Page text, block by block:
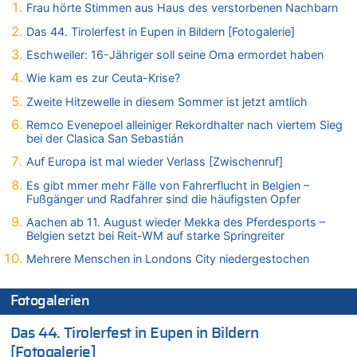
Felice Mazzu soll Cheftrainer der AS Eupen werden
06.08.2026 - 18:29 von Zahlen zählen Fakten zu
Zweite Hitzewelle in diesem Sommer ist jetzt amtlich
06.08.2026 - 17:24 von Dax zu
Zweite Hitzewelle in diesem Sommer ist jetzt amtlich
06.08.2026 - 17:23 von Hans L. zu
Zweite Hitzewelle in diesem Sommer ist jetzt amtlich
06.08.2026 - 17:21 von Dax zu
Zweite Hitzewelle in diesem Sommer ist jetzt amtlich
06.08.2026 - 17:01 von Wahlstimme? zu
FIFA-Spitze demonstriert Einigkeit trotz Kritik und neuer
Vorwürfe gegen Präsident Gianni Infantino
Zweite Hitzewelle in diesem Sommer ist jetzt amtlich
06.08.2026 - 16:39 von Noah Parmentier zu
Zweite Hitzewelle in diesem Sommer ist jetzt amtlich
06.08.2026 - 16:36 von Noah Parmentier zu
Frau hörte Stimmen aus Haus des verstorbenen Nachbarn
Das 44. Tirolerfest in Eupen in Bildern [Fotogalerie]
Eschweiler: 16-Jähriger soll seine Oma ermordet haben
Wie kam es zur Ceuta-Krise?
Zweite Hitzewelle in diesem Sommer ist jetzt amtlich
Remco Evenepoel alleiniger Rekordhalter nach viertem Sieg
bei der Clasica San Sebastián
Auf Europa ist mal wieder Verlass [Zwischenruf]
Es gibt mmer mehr Fälle von Fahrerflucht in Belgien –
Fußgänger und Radfahrer sind die häufigsten Opfer
Aachen ab 11. August wieder Mekka des Pferdesports –
Belgien setzt bei Reit-WM auf starke Springreiter
Mehrere Menschen in Londons City niedergestochen
Fotogalerien
Das 44. Tirolerfest in Eupen in Bildern
[Fotogalerie]